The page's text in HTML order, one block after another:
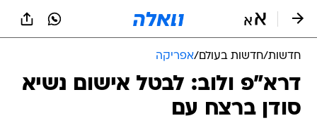
חדשות/חדשות בעולם/אפריקה
דרא"פ ולוב: לבטל אישום נשיא
סודן ברצח עם